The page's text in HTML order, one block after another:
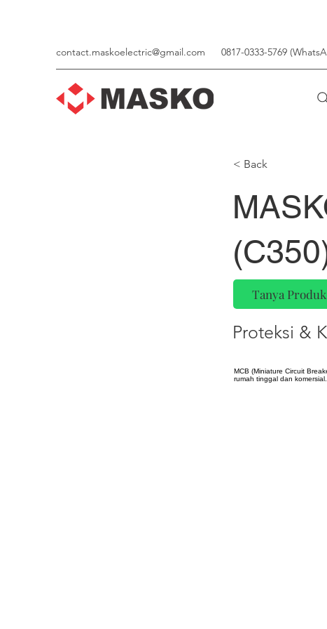
contact.maskoelectric@gmail.com 0817-0333-5769
< Back
Tanya
Proteksi &
MCB (Miniature Circuit
rumah tinggal dan